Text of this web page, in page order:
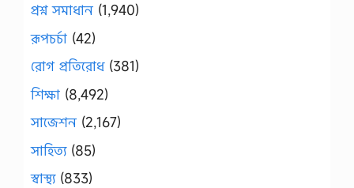
প্রশ্ন সমাধান (1,940)
রূপচর্চা (42)
রোগ প্রতিরোধ(381)
শিক্ষা (8,492)
সাজেশন (2,167)
সাহিত্য(85)
স্বাস্থ্য(833)